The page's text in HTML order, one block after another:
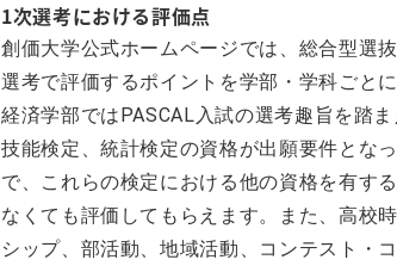
1次選考における評価点
創価大学公式ホームページでは、総合型選
選考で評価するポイントを学部・学科ごと
経済学部ではPASCAL入試の選考趣旨を踏
技能検定、統計検定の資格が出願要件とな
で、これらの検定における他の資格を有す
なくても評価してもらえます。また、高校
シップ、部活動、地域活動、コンテスト・